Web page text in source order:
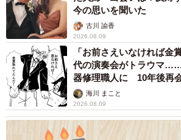
今の思いを聞いた
古川 諭香
2026.08.09
「お前さえいなければ金
代の演奏会がトラウマ
器修理職人に 10年後再
思わぬ申し出【漫画】
海川 まこと
2026.08.09